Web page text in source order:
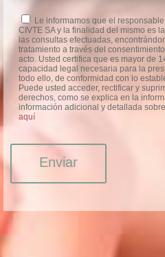
Le informamos que el
CIVTE SA y la finalidad del mismo es
las consultas efectuadas,
tratamiento a través del
acto. Usted certifica que es mayor de
capacidad legal necesaria para la
todo ello, de conformidad con lo
Puede usted acceder, rectificar y
derechos, como se explica en la
información adicional y detallada
aquí
Enviar